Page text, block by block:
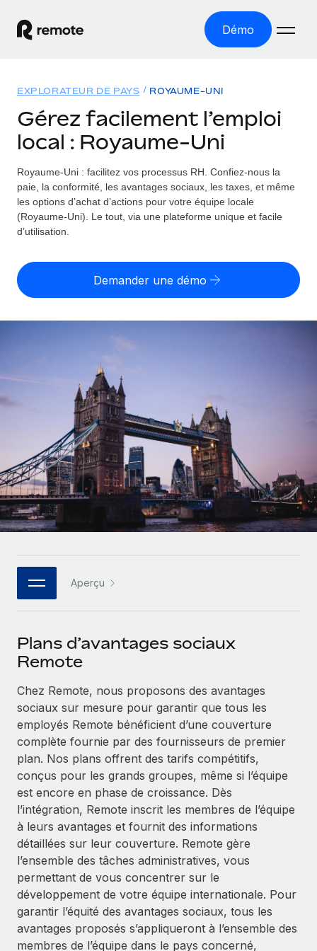
Démo
EMPLOI À L’INTERNATIONAL
Paie multipays
Gérez la paie facilement et en toute conformité
Employer of record
Développez-vous à l’international sans frais liés aux
Pilotage 360 des freelances
Gestion des freelances
Intégrez et gérez vos freelances partout dans le monde
Sous-traitez les opérations complexes liées à l’emploi
INFRASTRUCTURE
Intégration Remote
Intégrez vos RH aux flux de travail en toute simplicité
Plateforme
Des fonctions RH clés intégrées pour votre équipe
Connectez n'importe quel outil d’IA à Remote grâce à
notre MCP
Rationalisez vos processus avec des outils essentiels
SERVICES
Demandez aux experts
Recevez des conseils d’experts sur les RH à
l’international et la conformité
Contrôles d’antécédents
Simplifiez vos processus de présélection des
candidats
Remote Watchtower
Gardez un temps d’avance sur les risques en
matière de conformité
Gestion des appareils
Achetez et suivez vos équipements informatiques
dans le monde entier
Solutions
COUVERTURE MONDIALE
Explorateur de pays
Toutes les informations sur l’emploi à l’international,
pays par pays
Explorateur des États-Unis (par État)
Simplifiez l’embauche à travers les différents États des
États-Unis
CROISSANCE
Start-ups
Des solutions agiles et internationales pour les RH et la
paie des entreprises en pleine croissance
Entreprises intermédiaires
Développez vos équipes avec des solutions RH sur
mesure
Les RH à l’international pour les grandes entreprises
TRAVAILLONS ENSEMBLE
Intégrez les RH à l’international de manière flexible
Explorez avec nous vos opportunités de partenariat
Remote Build
Bientôt disponible
Conseil en intégrations et automatisations assistées par
l’IA
ÉTUDES DE CAS
Comment Weaviate, l'as de l'IA, a développé
ses effectifs de 120 % avec Remote
Weaviate en bref Weaviate crée des infrastructures open
En savoir plus
Ressources
OUTILS & CALCULATEURS
Outil de calcul du risque de requalification de
Calculateur du coût des employés
Calculateur de paiement des freelances
Découvrez les devises disponibles et les vitesses de
paiement pour vos freelances internationaux
APPRENDRE AVEC REMOTE
Recherche et guides
Études de cas
Glossaire RH
Descriptions de postes
Webinaires
Événements
Salle de presse
Données sur les salaires et les talents
Centre de ressources
Obtenir de l’aide
Voir toutes les ressources
BLOG
EOR et PEO
Gestion des freelances
Taxes
Tarification
Français
Español
Italiano
Português (Portugal)
한국어
Connexion
EXPLORATEUR DE PAYS ROYAUME-UNI
Gérez facilement l’emploi
local : Royaume-Uni
Royaume-Uni : facilitez vos processus RH. Confiez-nous la
paie, la conformité, les avantages sociaux, les taxes, et même
les options d’achat d’actions pour votre équipe locale
(Royaume-Uni). Le tout, via une plateforme unique et facile
d’utilisation.
Demander une démo
Aperçu
Plans d’avantages sociaux
Remote
Chez Remote, nous proposons des avantages
sociaux sur mesure pour garantir que tous les
employés Remote bénéficient d’une couverture
complète fournie par des fournisseurs de premier
plan. Nos plans offrent des tarifs compétitifs,
conçus pour les grands groupes, même si l’équipe
est encore en phase de croissance. Dès
l’intégration, Remote inscrit les membres de l’équipe
à leurs avantages et fournit des informations
détaillées sur leur couverture. Remote gère
l’ensemble des tâches administratives, vous
permettant de vous concentrer sur le
développement de votre équipe internationale. Pour
garantir l’équité des avantages sociaux, tous les
avantages proposés s’appliqueront à l’ensemble des
membres de l’équipe dans le pays concerné,